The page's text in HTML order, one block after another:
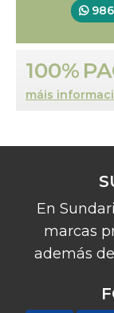
100%
máis
En
marcas
además